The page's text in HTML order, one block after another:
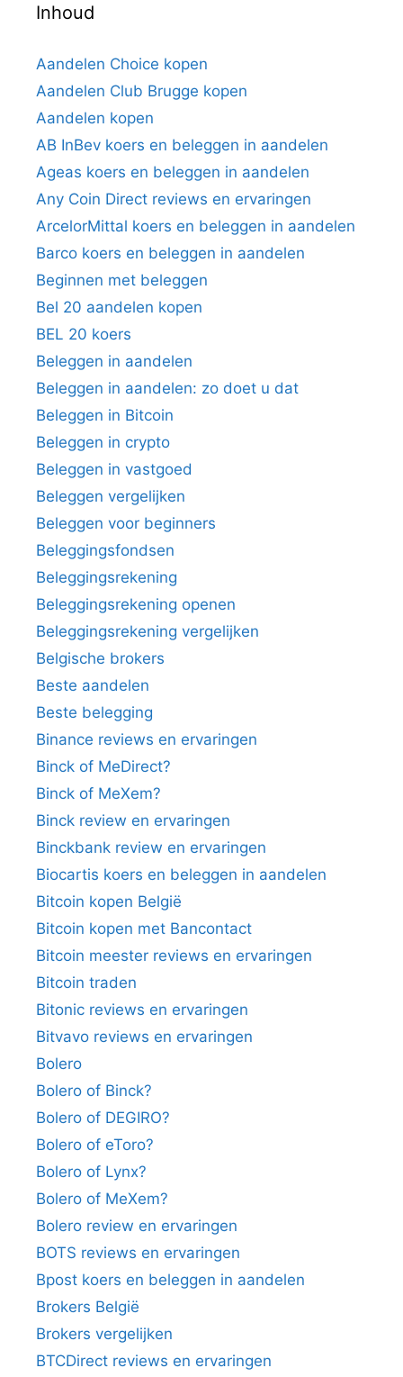
Inhoud
Aandelen Choice kopen
Aandelen Club Brugge kopen
Aandelen kopen
AB InBev koers en beleggen in aandelen
Ageas koers en beleggen in aandelen
Any Coin Direct reviews en ervaringen
ArcelorMittal koers en beleggen in aandelen
Barco koers en beleggen in aandelen
Beginnen met beleggen
Bel 20 aandelen kopen
BEL 20 koers
Beleggen in aandelen
Beleggen in aandelen: zo doet u dat
Beleggen in Bitcoin
Beleggen in crypto
Beleggen in vastgoed
Beleggen vergelijken
Beleggen voor beginners
Beleggingsfondsen
Beleggingsrekening
Beleggingsrekening openen
Beleggingsrekening vergelijken
Belgische brokers
Beste aandelen
Beste belegging
Binance reviews en ervaringen
Binck of MeDirect?
Binck of MeXem?
Binck review en ervaringen
Binckbank review en ervaringen
Biocartis koers en beleggen in aandelen
Bitcoin kopen België
Bitcoin kopen met Bancontact
Bitcoin meester reviews en ervaringen
Bitcoin traden
Bitonic reviews en ervaringen
Bitvavo reviews en ervaringen
Bolero
Bolero of Binck?
Bolero of DEGIRO?
Bolero of eToro?
Bolero of Lynx?
Bolero of MeXem?
Bolero review en ervaringen
BOTS reviews en ervaringen
Bpost koers en beleggen in aandelen
Brokers België
Brokers vergelijken
BTCDirect reviews en ervaringen